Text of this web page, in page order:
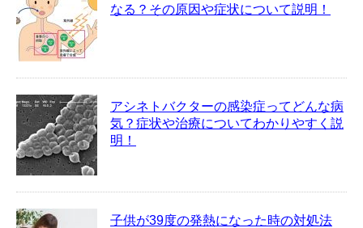
なる？その原因や症状について説明！
アシネトバクターの感染症ってどんな病
気？症状や治療についてわかりやすく説
明！
子供が39度の発熱になった時の対処法